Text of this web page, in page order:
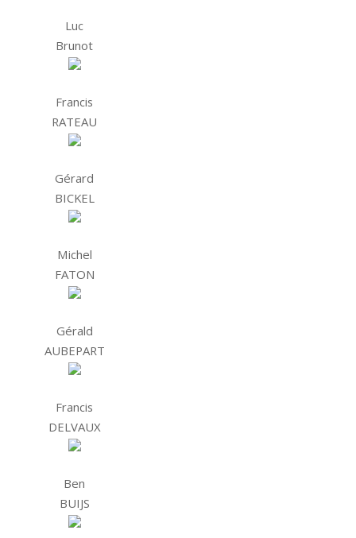
Luc
Brunot
Francis
RATEAU
Gérard
BICKEL
Michel
FATON
Gérald
AUBEPART
Francis
DELVAUX
Ben
BUIJS